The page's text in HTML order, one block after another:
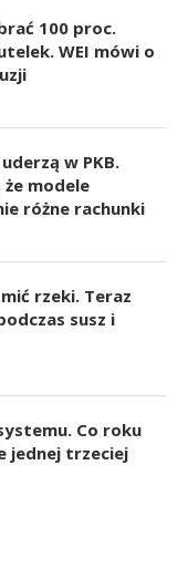
100 proc.
WEI mówi o
w PKB.
modele
różne rachunki
rzeki. Teraz
susz i
Co roku
jednej trzeciej